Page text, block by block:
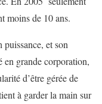
moins de 10 ans.
puissance, et son
en grande corporation,
d’être gérée de
à garder la main sur